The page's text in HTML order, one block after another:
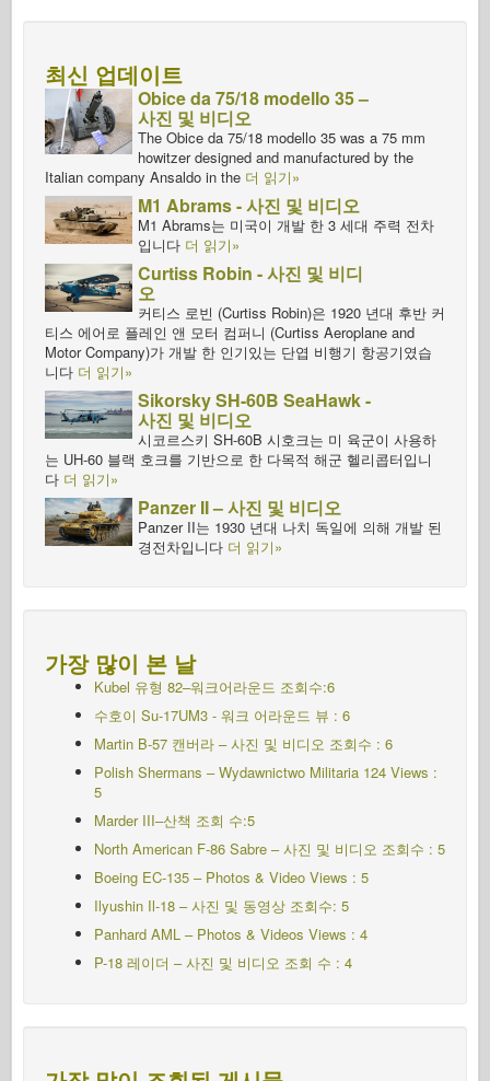
최신 업데이트
Obice da 75/18 modello 35 –
사진 및 비디오
The Obice da 75/18 modello 35 was a 75 mm
howitzer designed and manufactured by the
Italian company Ansaldo in the 더 읽기»
M1 Abrams - 사진 및 비디오
M1 Abrams는 미국이 개발 한 3 세대 주력 전차
입니다 더 읽기»
Curtiss Robin - 사진 및 비디
오
커티스 로빈 (Curtiss Robin)은 1920 년대 후반 커
티스 에어로 플레인 앤 모터 컴퍼니 (Curtiss Aeroplane and
Motor Company)가 개발 한 인기있는 단엽 비행기 항공기였습
니다 더 읽기»
Sikorsky SH-60B SeaHawk -
사진 및 비디오
시코르스키 SH-60B 시호크는 미 육군이 사용하
는 UH-60 블랙 호크를 기반으로 한 다목적 해군 헬리콥터입니
다 더 읽기»
Panzer II – 사진 및 비디오
Panzer II는 1930 년대 나치 독일에 의해 개발 된
경전차입니다 더 읽기»
가장 많이 본 날
Kubel 유형 82–워크어라운드 조회수:6
수호이 Su-17UM3 - 워크 어라운드 뷰 : 6
Martin B-57 캔버라 – 사진 및 비디오 조회수 : 6
Polish Shermans – Wydawnictwo Militaria 124 Views :
5
Marder III–산책 조회 수:5
North American F-86 Sabre – 사진 및 비디오 조회수 : 5
Boeing EC-135 – Photos & Video Views : 5
Ilyushin Il-18 – 사진 및 동영상 조회수: 5
Panhard AML – Photos & Videos Views : 4
P-18 레이더 – 사진 및 비디오 조회 수 : 4